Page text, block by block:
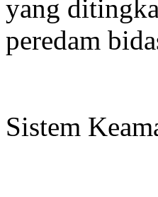
yang
peredam
Sistem